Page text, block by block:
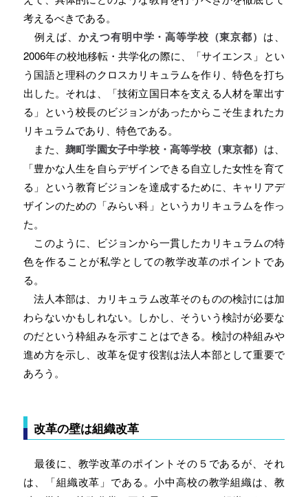
考えるべきである。
例えば、 かえつ有明中学・高等学校（東京都） は、
2006年の校地移転・共学化の際に、「サイエンス」とい
う国語と理科のクロスカリキュラムを作り、特色を打ち
出した。それは、「技術立国日本を支える人材を輩出す
る」という校長のビジョンがあったからこそ生まれたカ
リキュラムであり、特色である。
また、麹町学園女子中学校・高等学校（東京都） は、
「豊かな人生を自らデザインできる自立した女性を育て
る」という教育ビジョンを達成するために、キャリアデ
ザインのための「みらい科」というカリキュラムを作っ
た。
このように、ビジョンから一貫したカリキュラムの特
色を作ることが私学としての教学改革のポイントであ
る。
法人本部は、カリキュラム改革そのものの検討には加
わらないかもしれない。しかし、そういう検討が必要な
のだという枠組みを示すことはできる。検討の枠組みや
進め方を示し、改革を促す役割は法人本部として重要で
あろう。
改革の壁は組織改革
最後に、教学改革のポイントその５であるが、それ
は、「組織改革」である。小中高校の教学組織は、教